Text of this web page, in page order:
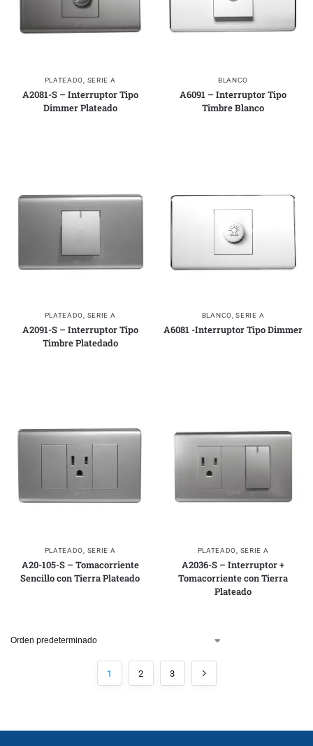
PLATEADO SERIE A
A2081-S – Interruptor Tipo
Dimmer Plateado
BLANCO
A6091 – Interruptor Tipo
Timbre Blanco
PLATEADO SERIE A
A2091-S – Interruptor Tipo
Timbre Platedado
BLANCO ,SERIE A
A6081 -Interruptor Tipo Dimmer
PLATEADO SERIE A
A20-105-S – Tomacorriente
Sencillo con Tierra Plateado
PLATEADO SERIE A
A2036-S – Interruptor +
Tomacorriente con Tierra
Plateado
1 2 3